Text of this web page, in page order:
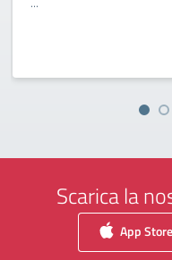
Scarica la
App Store